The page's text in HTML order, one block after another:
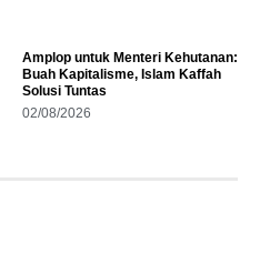
Amplop untuk Menteri Kehutanan:
Buah Kapitalisme, Islam Kaffah
Solusi Tuntas
02/08/2026